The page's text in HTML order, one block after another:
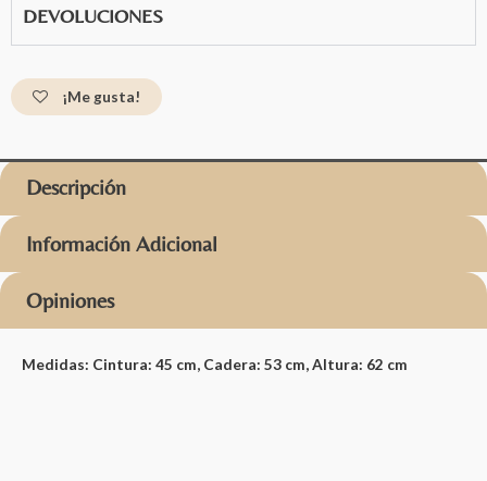
DEVOLUCIONES
¡Me gusta!
Descripción
Información Adicional
Opiniones
Medidas: Cintura: 45 cm, Cadera: 53 cm, Altura: 62 cm